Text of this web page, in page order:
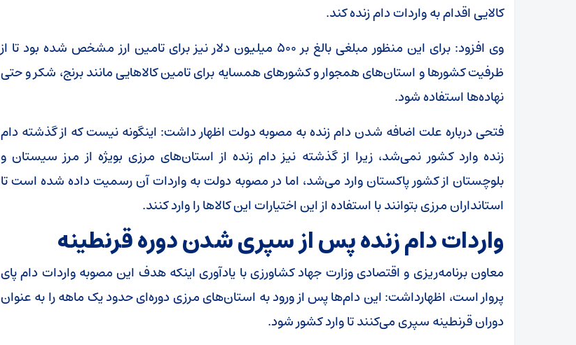
کالایی اقدام به واردات دام زنده کند.
وی افزود: برای این منظور مبلغی بالغ بر ۵۰۰ میلیون دلار نیز برای تامین ارز مشخص شده بود تا از
ظرفیت کشور‌ها و استان‌های همجوار و کشور‌های همسایه برای تامین کالا‌هایی مانند برنج، شکر و حتی
نهاده‌ها استفاده شود.
فتحی درباره علت اضافه شدن دام زنده به مصوبه دولت اظهار داشت: اینگونه نیست که از گذشته دام
زنده وارد کشور نمی‌شد، زیرا از گذشته نیز دام زنده از استان‌های مرزی بویژه از مرز سیستان و
بلوچستان از کشور پاکستان وارد می‌شد، اما در مصوبه دولت به واردات آن رسمیت داده شده است تا
استانداران مرزی بتوانند با استفاده از این اختیارات این کالا‌ها را وارد کنند.
واردات دام زنده پس از سپری شدن دوره قرنطینه
معاون برنامه‌ریزی و اقتصادی وزارت جهاد کشاورزی با یادآوری اینکه هدف این مصوبه واردات دام پای
پروار است، اظهارداشت: این دام‌ها پس از ورود به استان‌های مرزی دوره‌ای حدود یک ماهه را به عنوان
دوران قرنطینه سپری می‌کنند تا وارد کشور شود.